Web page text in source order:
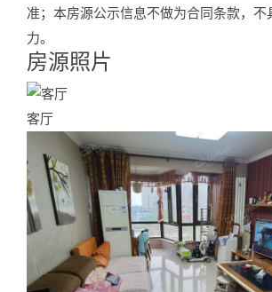
准；本房源公示信息不做为合同条款，不
力。
房源照片
Photos
客厅